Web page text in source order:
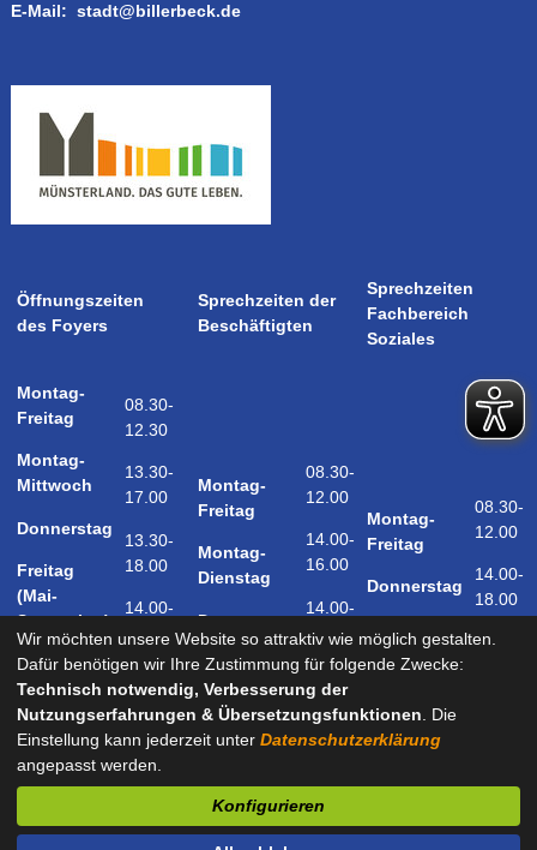
E-Mail: stadt@billerbeck.de
Öffnungszeiten
des Foyers
Sprechzeiten der
Beschäftigten
Sprechzeiten
Fachbereich
Soziales
Montag-
Freitag
Montag-
Mittwoch
Donnerstag
Freitag
(Mai-
September)
Samstag
(Mai-
September)
08.30-
12.30
13.30-
17.00
13.30-
18.00
14.00-
17.00
09.00-
12.00
Montag-
Freitag
Montag-
Dienstag
Donnerstag
08.30-
12.00
14.00-
16.00
14.00-
18.00
Montag-
Freitag
Donnerstag
08.30-
12.00
14.00-
18.00
und nach Vereinbarung
Kontakt Impressum Datenschutz Barrierefreiheit
Wir möchten unsere Website so attraktiv wie möglich gestalten.
Dafür benötigen wir Ihre Zustimmung für folgende Zwecke:
Technisch notwendig, Verbesserung der
Nutzungserfahrungen & Übersetzungsfunktionen. Die
Einstellung kann jederzeit unter Datenschutzerklärung
angepasst werden.
Konfigurieren